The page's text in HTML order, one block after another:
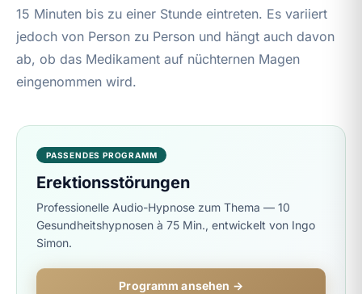
15 Minuten bis zu einer Stunde eintreten. Es variiert
jedoch von Person zu Person und hängt auch davon
ab, ob das Medikament auf nüchternen Magen
eingenommen wird.
PASSENDES PROGRAMM
Erektionsstörungen
Professionelle Audio-Hypnose zum Thema — 10
Gesundheitshypnosen à 75 Min., entwickelt von Ingo
Simon.
Programm ansehen →